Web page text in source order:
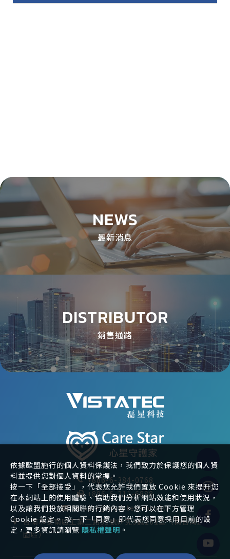
NEWS
最新消息
DISTRIBUTOR
銷售通路
+886-6-384-0768
+886-6-211-6888
Service@vistatec.com.tw
台南市安南區工業二路31號研究3館201室（南台灣創新
園區）
依據歐盟施行的個人資料保護法，我們致力於保護您的個人資
料並提供您對個人資料的掌握。
按一下「全部接受」，代表您允許我們置放 Cookie 來提升您
在本網站上的使用體驗、協助我們分析網站效能和使用狀況，
以及讓我們投放相關聯的行銷內容。您可以在下方管理
Cookie 設定。 按一下「同意」即代表您同意採用目前的設
定，更多資訊請瀏覽 隱私權聲明 。